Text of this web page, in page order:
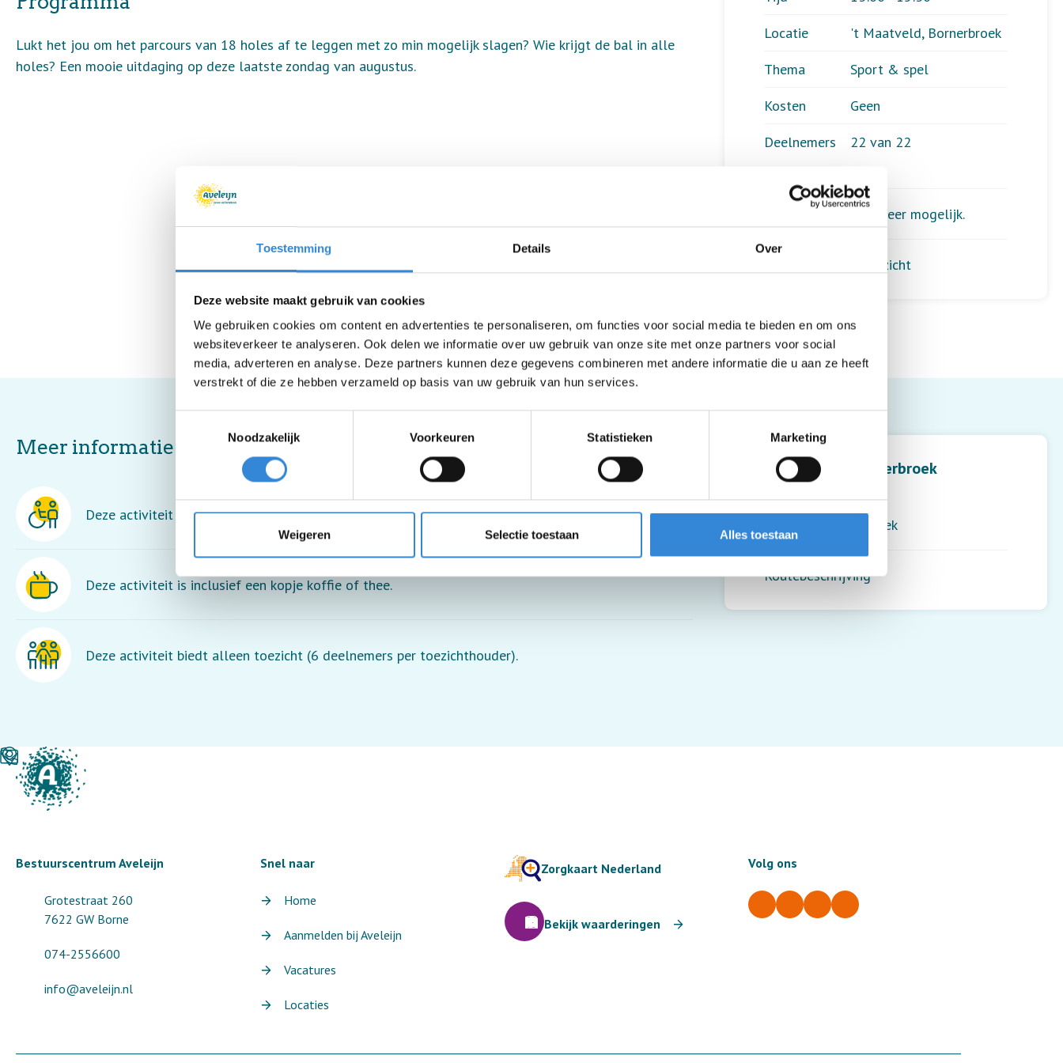
Toestemming Details Over
Deze website maakt gebruik van cookies
We gebruiken cookies om content en advertenties te personaliseren, om functies voor social media te bieden en om ons
websiteverkeer te analyseren. Ook delen we informatie over uw gebruik van onze site met onze partners voor social
media, adverteren en analyse. Deze partners kunnen deze gegevens combineren met andere informatie die u aan ze heeft
verstrekt of die ze hebben verzameld op basis van uw gebruik van hun services.
Noodzakelijk
Voorkeuren Statistieken Marketing
Weigeren Selectie toestaan Alles toestaan
Locatie
't Maatveld, Bornerbroek
Thema
Sport & spel
Kosten
Geen
Deelnemers
22 van 22
Aanmelden is niet meer mogelijk.
Terug naar het overzicht
Lukt het jou om het parcours van 18 holes af te leggen met zo min mogelijk slagen? Wie krijgt de bal in alle
holes? Een mooie uitdaging op deze laatste zondag van augustus.
't Maatveld, Bornerbroek
Tusveld 31
Bornerbroek
Routebeschrijving
Meer informatie
Deze activiteit is rolstoel toegankelijk maar je moet wel in en uit de rolstoel kunnen stappen.
Deze activiteit is inclusief een kopje koffie of thee.
Deze activiteit biedt alleen toezicht (6 deelnemers per toezichthouder).
Bestuurscentrum Aveleijn
Grotestraat 260
7622 GW Borne
074-2556600
info@aveleijn.nl
Snel naar
Home
Aanmelden bij Aveleijn
Vacatures
Locaties
Zorgkaart Nederland
Bekijk waarderingen
Volg ons